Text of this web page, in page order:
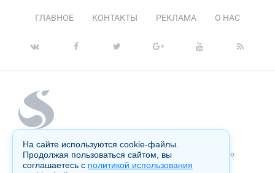
ГЛАВНОЕ КОНТАКТЫ РЕКЛАМА О НАС
Копирование материалов сайта запрещено без письменного
согласия администрации и преследуется по закону.
На сайте используются cookie-файлы.
Продолжая пользоваться сайтом, вы
соглашаетесь с политикой использования